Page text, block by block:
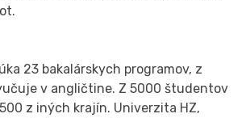
23 bakalárskych programov, z
v angličtine. Z 5000 študentov
z iných krajín. Univerzita HZ,